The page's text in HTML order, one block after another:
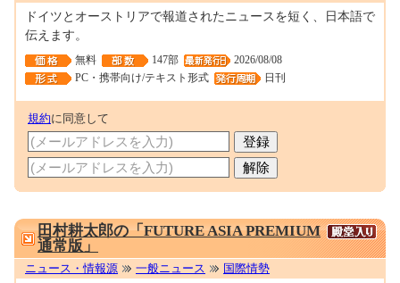
ドイツとオーストリアで報道されたニュースを短く、日本語で
伝えます。
無料 147部
2026/08/08
PC・携帯向け/テキスト形式
日刊
規約に同意して
田村耕太郎の「FUTURE ASIA PREMIUM
通常版」
ニュース・情報源 一般ニュース 国際情勢